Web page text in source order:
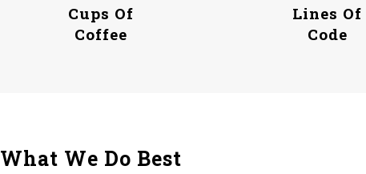
Cups Of
Coffee
Lines Of
Code
What We Do Best